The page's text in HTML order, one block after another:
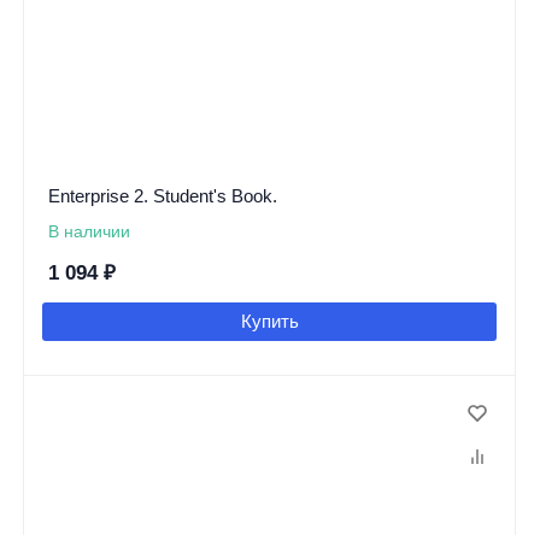
Enterprise 2. Student's Book.
В наличии
1 094 ₽
Купить